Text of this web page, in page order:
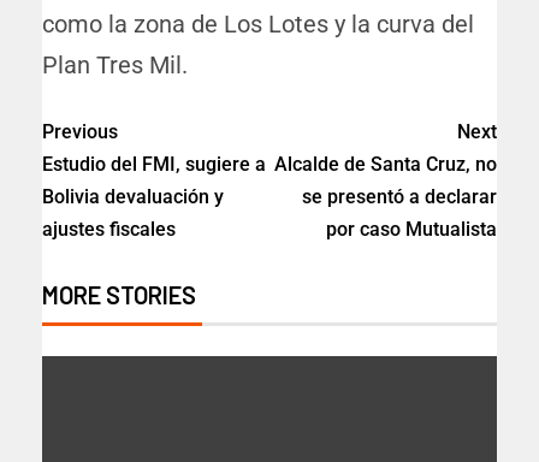
como la zona de Los Lotes y la curva del
Plan Tres Mil.
Previous
Estudio del FMI, sugiere a
Bolivia devaluación y
ajustes fiscales
Next
Alcalde de Santa Cruz, no
se presentó a declarar
por caso Mutualista
MORE STORIES